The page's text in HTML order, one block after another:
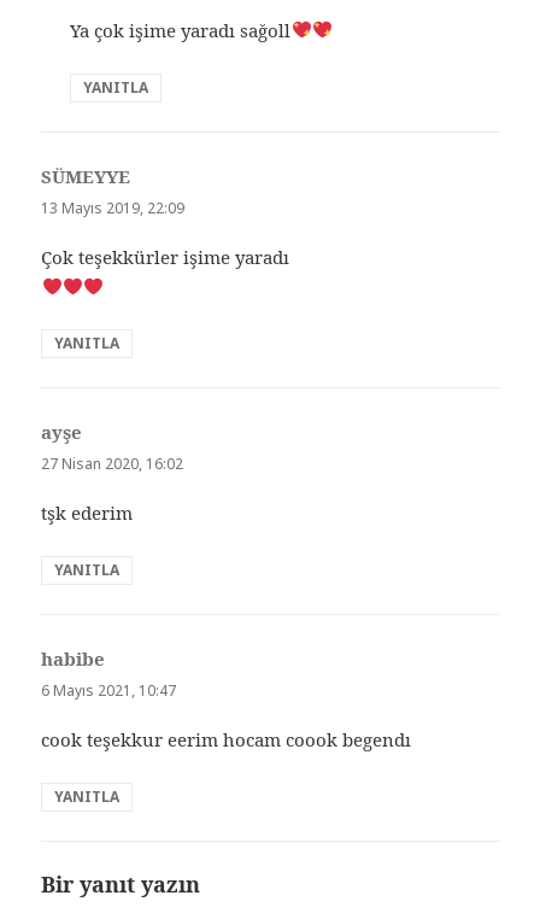
Ya çok işime yaradı sağoll
YANITLA
SÜMEYYE
ki:
13 Mayıs 2019, 22:09
Çok teşekkürler işime yaradı
YANITLA
ayşe
ki:
27 Nisan 2020, 16:02
tşk ederim
YANITLA
habibe
ki:
6 Mayıs 2021, 10:47
cook teşekkur eerim hocam coook begendı
YANITLA
Bir yanıt yazın